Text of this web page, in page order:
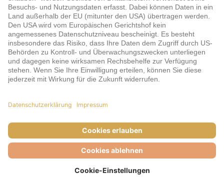
Zahlungsarten & Sicherheit
AGB
Datenschutz